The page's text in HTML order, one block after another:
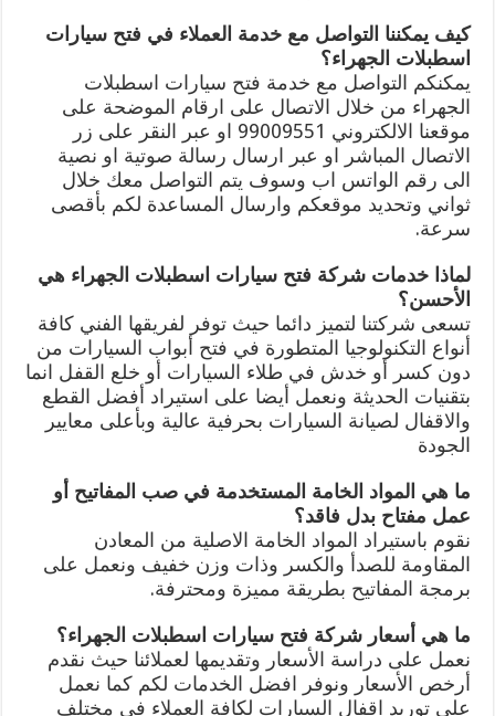
كيف يمكننا التواصل مع خدمة العملاء في فتح سيارات
اسطبلات الجهراء؟
يمكنكم التواصل مع خدمة فتح سيارات اسطبلات
الجهراء من خلال الاتصال على ارقام الموضحة على
موقعنا الالكتروني 99009551 او عبر النقر على زر
الاتصال المباشر او عبر ارسال رسالة صوتية او نصية
الى رقم الواتس اب وسوف يتم التواصل معك خلال
ثواني وتحديد موقعكم وارسال المساعدة لكم بأقصى
سرعة.
لماذا خدمات شركة فتح سيارات اسطبلات الجهراء هي
الأحسن؟
تسعى شركتنا لتميز دائما حيث توفر لفريقها الفني كافة
أنواع التكنولوجيا المتطورة في فتح أبواب السيارات من
دون كسر أو خدش في طلاء السيارات أو خلع القفل انما
بتقنيات الحديثة ونعمل أيضا على استيراد أفضل القطع
والاقفال لصيانة السيارات بحرفية عالية وبأعلى معايير
الجودة
ما هي المواد الخامة المستخدمة في صب المفاتيح أو
عمل مفتاح بدل فاقد؟
نقوم باستيراد المواد الخامة الاصلية من المعادن
المقاومة للصدأ والكسر وذات وزن خفيف ونعمل على
برمجة المفاتيح بطريقة مميزة ومحترفة.
ما هي أسعار شركة فتح سيارات اسطبلات الجهراء؟
نعمل على دراسة الأسعار وتقديمها لعملائنا حيث نقدم
أرخص الأسعار ونوفر افضل الخدمات لكم كما نعمل
على توريد اقفال السيارات لكافة العملاء في مختلف